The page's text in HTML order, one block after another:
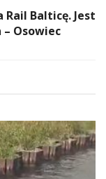
Balticę. Jest
Osowiec